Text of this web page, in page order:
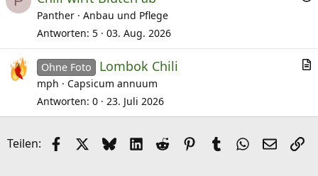
g
Panther
Anbau und Pflege
Antworten 5 03. Aug. 2026
i
Ohne Foto Lombok Chili
mph
Capsicum annuum
Antworten 0 23. Juli 2026
Teilen: FacebookX (Twitter)
BlueskyLinkedIn
Reddit Pinterest
Tumblr WhatsApp
E-Mail